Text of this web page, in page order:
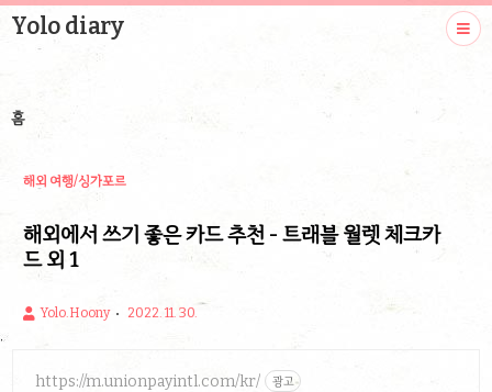
Yolo diary
홈
해외 여행/싱가포르
해외에서 쓰기 좋은 카드 추천 - 트래블 월렛 체크카
드 외 1
Yolo.Hoony 2022. 11. 30.
https://m.unionpayintl.com/kr/ 광고